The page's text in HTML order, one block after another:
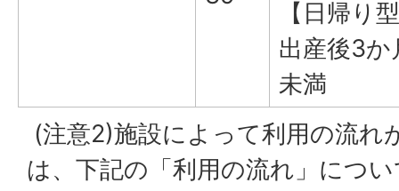
【日帰り
出産後3か
未満
(注意2)施設によって利用の流れ
は、下記の「利用の流れ」につ